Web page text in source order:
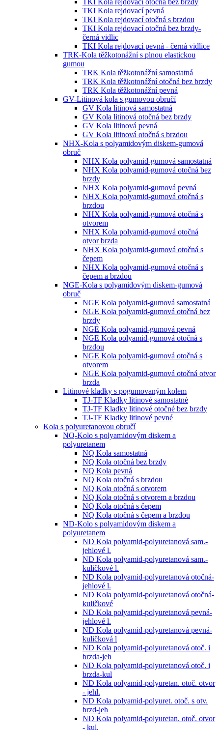
TKI Kola rejdovací otočná bez brzdy
TKI Kola rejdovací pevná
TKI Kola rejdovací otočná s brzdou
TKI Kola rejdovací otočná bez brzdy-
černá vidlic
TKI Kola rejdovací pevná - černá vidlice
TRK-Kola těžkotonážní s plnou elastickou
gumou
TRK Kola těžkotonážní samostatná
TRK Kola těžkotonážní otočná bez brzdy
TRK Kola těžkotonážní pevná
GV-Litinová kola s gumovou obručí
GV Kola litinová samostatná
GV Kola litinová otočná bez brzdy
GV Kola litinová pevná
GV Kola litinová otočná s brzdou
NHX-Kola s polyamidovým diskem-gumová
obruč
NHX Kola polyamid-gumová samostatná
NHX Kola polyamid-gumová otočná bez
brzdy
NHX Kola polyamid-gumová pevná
NHX Kola polyamid-gumová otočná s
brzdou
NHX Kola polyamid-gumová otočná s
otvorem
NHX Kola polyamid-gumová otočná
otvor brzda
NHX Kola polyamid-gumová otočná s
čepem
NHX Kola polyamid-gumová otočná s
čepem a brzdou
NGE-Kola s polyamidovým diskem-gumová
obruč
NGE Kola polyamid-gumová samostatná
NGE Kola polyamid-gumová otočná bez
brzdy
NGE Kola polyamid-gumová pevná
NGE Kola polyamid-gumová otočná s
brzdou
NGE Kola polyamid-gumová otočná s
otvorem
NGE Kola polyamid-gumová otočná otvor
brzda
Litinové kladky s pogumovaným kolem
TJ-TF Kladky litinové samostatné
TJ-TF Kladky litinové otočné bez brzdy
TJ-TF Kladky litinové pevné
Kola s polyuretanovou obručí
NQ-Kolo s polyamidovým diskem a
polyuretanem
NQ Kola samostatná
NQ Kola otočná bez brzdy
NQ Kola pevná
NQ Kola otočná s brzdou
NQ Kola otočná s otvorem
NQ Kola otočná s otvorem a brzdou
NQ Kola otočná s čepem
NQ Kola otočná s čepem a brzdou
ND-Kolo s polyamidovým diskem a
polyuretanem
ND Kola polyamid-polyuretanová sam.-
jehlové l.
ND Kola polyamid-polyuretanová sam.-
kuličkové l.
ND Kola polyamid-polyuretanová otočná-
jehlové l.
ND Kola polyamid-polyuretanová otočná-
kuličkové
ND Kola polyamid-polyuretanová pevná-
jehlové l.
ND Kola polyamid-polyuretanová pevná-
kuličková l
ND Kola polyamid-polyuretanová otoč. i
brzda-jeh
ND Kola polyamid-polyuretanová otoč. i
brzda-kul
ND Kola polyamid-polyuretan. otoč. otvor
- jehl.
ND Kola polyamid-polyuret. otoč. s otv.
brzd-jeh
ND Kola polyamid-polyuretan. otoč. otvor
- kul.